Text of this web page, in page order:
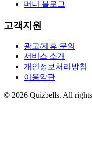
머니 블로그
고객지원
광고/제휴 문의
서비스 소개
개인정보처리방침
이용약관
© 2026 Quizbells. All